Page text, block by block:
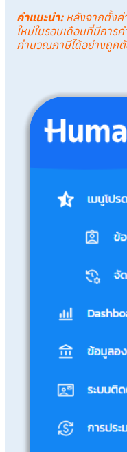
คำแนะนำ: หลังจากตั้งค่
ใหม่ในรอบเดือนที่มีการ
คำนวณภาษีได้อย่างถูก